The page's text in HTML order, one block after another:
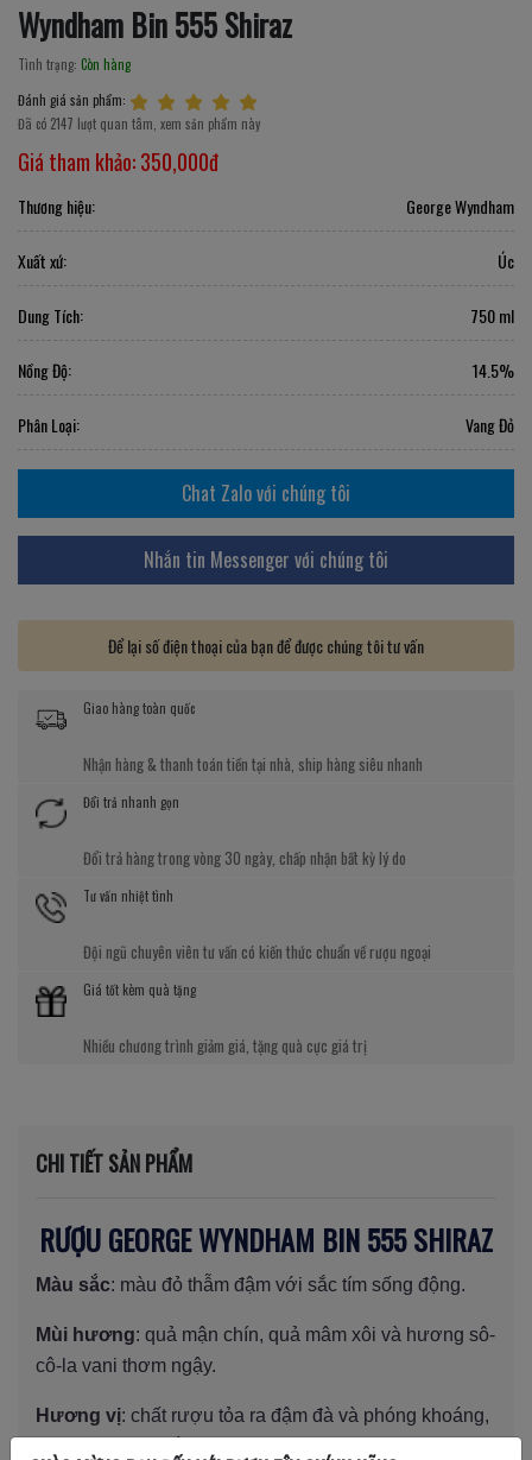
Wyndham Bin 555 Shiraz
Tình trạng: Còn hàng
Đánh giá sản phẩm:
Đã có 2147 lượt quan tâm, xem sản phẩm này
Giá tham khảo:350,000đ
Thương hiệu: George Wyndham
Xuất xứ: Úc
Dung Tích: 750 ml
Nồng Độ: 14.5%
Phân Loại: Vang Đỏ
Chat Zalo với chúng tôi
Nhắn tin Messenger với chúng tôi
Để lại số điện thoại của bạn để được chúng tôi tư vấn
Giao hàng toàn quốc
Nhận hàng & thanh toán tiền tại nhà, ship hàng siêu nhanh
Đổi trả nhanh gọn
Đổi trả hàng trong vòng 30 ngày, chấp nhận bất kỳ lý do
Tư vấn nhiệt tình
Đội ngũ chuyên viên tư vấn có kiến thức chuẩn về rượu ngoại
Giá tốt kèm quà tặng
Nhiều chương trình giảm giá, tặng quà cực giá trị
CHI TIẾT SẢN PHẨM
RƯỢU GEORGE WYNDHAM BIN 555 SHIRAZ
Màu sắc: màu đỏ thẫm đậm với sắc tím sống động.
Mùi hương: quả mận chín, quả mâm xôi và hương sô-
cô-la vani thơm ngậy.
Hương vị: chất rượu tỏa ra đậm đà và phóng khoáng,